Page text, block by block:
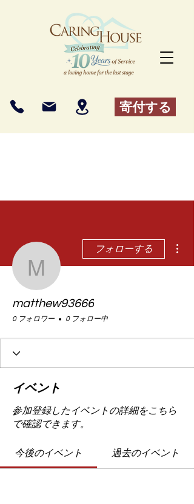
寄付する
matthew93666
フォローする
matthew93666
0 フォロワー 0 フォロー中
イベント
参加登録したイベントの詳細をこちら
で確認できます。
今後のイベント 過去のイベント